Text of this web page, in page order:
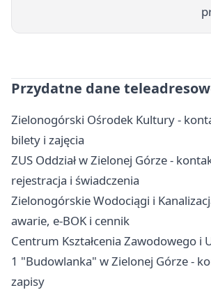
Przydatne dane
Zielonogórski Ośrodek Kultury -
bilety i zajęcia
ZUS Oddział w Zielonej Górze -
rejestracja i świadczenia
Zielonogórskie Wodociągi i
awarie, e-BOK i cennik
Centrum Kształcenia Zawodowego i
1 "Budowlanka" w Zielonej Górze -
zapisy